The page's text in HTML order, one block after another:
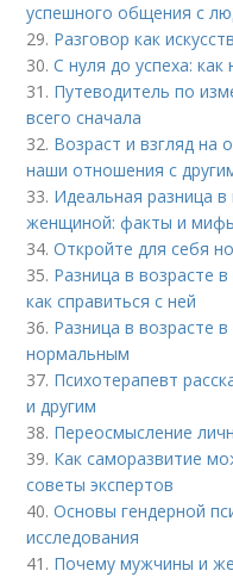
успешного общения с
29. Разговор как
30.С нуля до успеха:
31. Путеводитель по
всего сначала
32. Возраст и взгляд на
наши отношения с
33. Идеальная разница
женщиной: факты и
34.Откройте для себя
35. Разница в возрасте
как справиться с ней
36. Разница в возрасте
нормальным
37. Психотерапевт
и другим
38. Переосмысление
39. Как саморазвитие
советы экспертов
40.Основы гендерной
исследования
41. Почему мужчины и